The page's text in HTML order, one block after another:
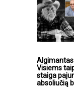
Visiems
staiga
absoliučią